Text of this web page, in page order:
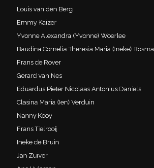
Louis van den Berg
Emmy Kaizer
Yvonne Alexandra (Yvonne) Woerlee
Baudina Cornelia Theresia Maria (Ineke) Bosma
Frans de Rover
Gerard van Nes
Eduardus Pieter Nicolaas Antonius Daniels
Clasina Maria (Ien) Verduin
Nanny Kooy
Frans Tielrooij
Ineke de Bruin
Jan Zuiver